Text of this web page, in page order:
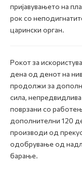
пријавувањето на
рок со
царински орган.
Рокот за
дена од денот на
продолжи за
сила,
поврзани со
дополнителни 120
производи од
одобрување од
барање.